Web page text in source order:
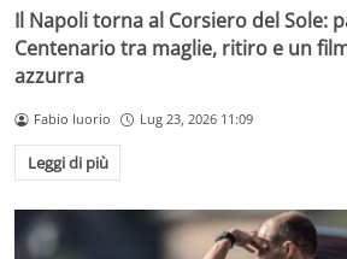
Il Napoli torna al Corsiero del Sole:
Centenario tra maglie, ritiro e un
azzurra
Fabio Iuorio Lug 23, 2026 11:09
Leggi di più